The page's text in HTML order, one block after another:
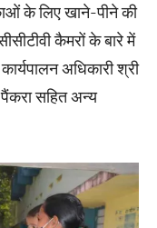
के लिए खाने-पीने की
कैमरों के बारे में
अधिकारी श्री
सहित अन्य